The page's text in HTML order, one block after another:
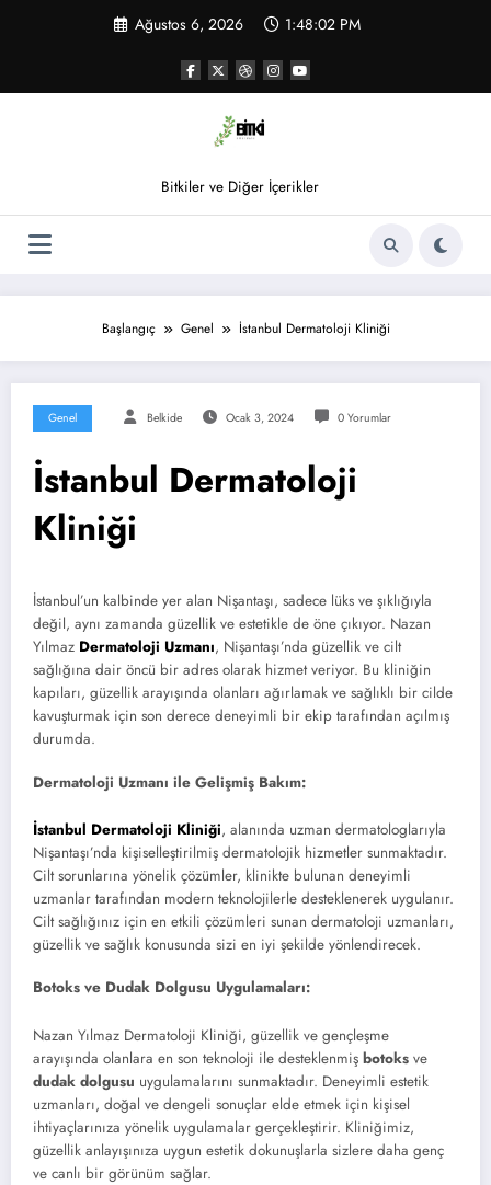
Ağustos 6, 2026 1:48:02 PM
Bitkiler ve Diğer İçerikler
Başlangıç Genel İstanbul Dermatoloji Kliniği
Genel Belkide Ocak 3, 2024 0 Yorumlar
İstanbul Dermatoloji
Kliniği
İstanbul’un kalbinde yer alan Nişantaşı, sadece lüks ve şıklığıyla
değil, aynı zamanda güzellik ve estetikle de öne çıkıyor. Nazan
Yılmaz Dermatoloji Uzmanı, Nişantaşı’nda güzellik ve cilt
sağlığına dair öncü bir adres olarak hizmet veriyor. Bu kliniğin
kapıları, güzellik arayışında olanları ağırlamak ve sağlıklı bir cilde
kavuşturmak için son derece deneyimli bir ekip tarafından açılmış
durumda.
Dermatoloji Uzmanı ile Gelişmiş Bakım:
İstanbul Dermatoloji Kliniği, alanında uzman dermatologlarıyla
Nişantaşı’nda kişiselleştirilmiş dermatolojik hizmetler sunmaktadır.
Cilt sorunlarına yönelik çözümler, klinikte bulunan deneyimli
uzmanlar tarafından modern teknolojilerle desteklenerek uygulanır.
Cilt sağlığınız için en etkili çözümleri sunan dermatoloji uzmanları,
güzellik ve sağlık konusunda sizi en iyi şekilde yönlendirecek.
Botoks ve Dudak Dolgusu Uygulamaları:
Nazan Yılmaz Dermatoloji Kliniği, güzellik ve gençleşme
arayışında olanlara en son teknoloji ile desteklenmiş botoks ve
dudak dolgusu uygulamalarını sunmaktadır. Deneyimli estetik
uzmanları, doğal ve dengeli sonuçlar elde etmek için kişisel
ihtiyaçlarınıza yönelik uygulamalar gerçekleştirir. Kliniğimiz,
güzellik anlayışınıza uygun estetik dokunuşlarla sizlere daha genç
ve canlı bir görünüm sağlar.